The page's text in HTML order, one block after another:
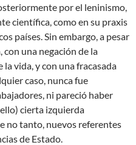
por el leninismo,
científica, como en su praxis
países. Sin embargo, a pesar
una negación de la
vida, y con una fracasada
caso, nunca fue
ni pareció haber
cierta izquierda
no tanto, nuevos referentes
de Estado.